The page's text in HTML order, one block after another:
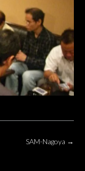
SAM-Nagoya →